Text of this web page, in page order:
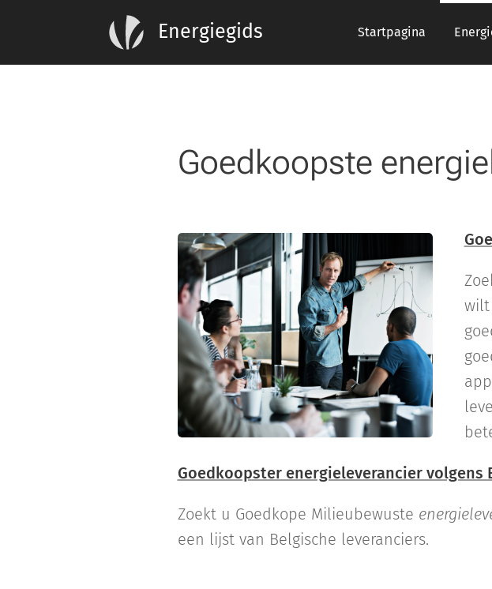
Energiegids Startpagina
Goedkoopste
wilt
Goedkoopster energieleverancier volgens
Zoekt u Goedkope Milieubewuste
een lijst van Belgische leveranciers.